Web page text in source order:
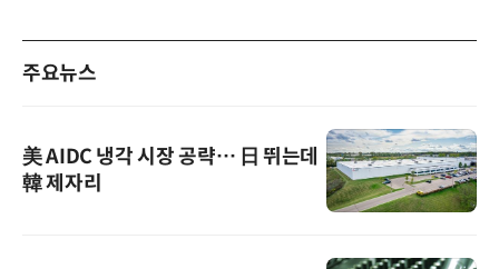
주요뉴스
美 AIDC 냉각 시장 공략… 日 뛰는데
韓 제자리